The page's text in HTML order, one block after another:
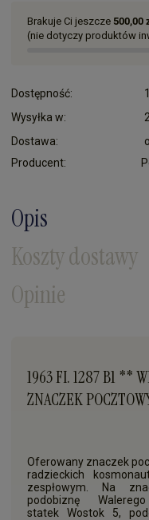
Brakuje Ci jeszcze 500,00
(nie dotyczy produktów
Dostępność:
1
Wysyłka w:
Dostawa:
Producent:
Opis
Koszty dostawy
Opinie
1963 FI. 1287 B1 **
ZNACZEK
Oferowany znaczek
radzieckich
zespłowym. Na
podobiznę
statek Wostok 5,